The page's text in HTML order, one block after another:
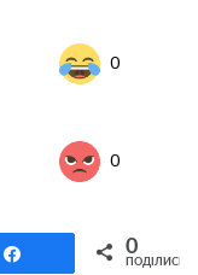
0
0
Поділитися0
ПОДІЛИСЬ